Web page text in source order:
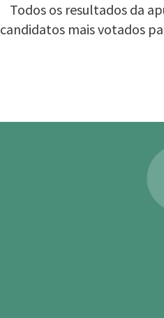
Todos os resultados da
candidatos mais votados